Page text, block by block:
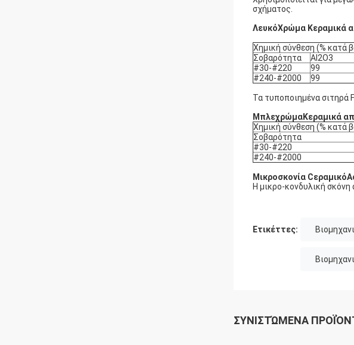
σχήματος.
ΛευκόΧρώμα Κεραμικά
Χημική σύνθεση (% κατά
Σοβαρότητα
Al2O3
#30-#220
99
#240-#2000
99
Τα τυποποιημένα σιτηρά
ΜπλεχρώμαΚεραμικά
Χημική σύνθεση (% κατά
Σοβαρότητα
#30-#220
#240-#2000
Μικροσκονία CεραμικόΑ
Η μικρο-κονδυλική
Ετικέττες:
ΣΥΝΙΣΤΏΜΕΝΑ